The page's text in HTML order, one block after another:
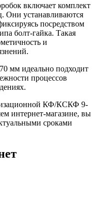
включает комплект
Они устанавливаются
посредством
болт-гайка. Такая
и
мм идеально подходит
процессов
КФ/КСКФ 9-
интернет-магазине, вы
сроками